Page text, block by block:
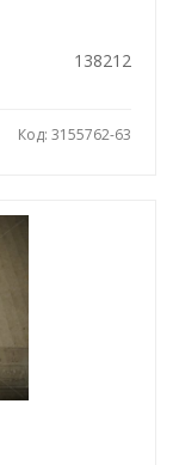
138212
Код: 3155762-63